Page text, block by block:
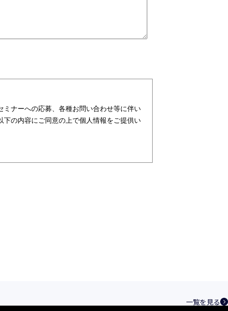
ナーへの応募、各種お問い合わせ等に伴い
の内容にご同意の上で個人情報をご提供い
援・育成等、クリエイティブ領域で独創的
っており、お客様、お取引先関係者の個人
の継続的改善に、全社を挙げて取り組むこ
一覧を見る